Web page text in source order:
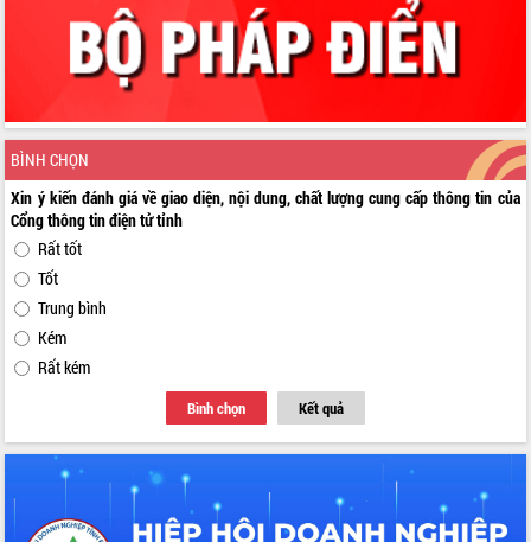
BÌNH CHỌN
Xin ý kiến đánh giá về giao diện, nội dung, chất lượng cung cấp thông tin của
Cổng thông tin điện tử tỉnh
Rất tốt
Tốt
Trung bình
Kém
Rất kém
Bình chọn Kết quả